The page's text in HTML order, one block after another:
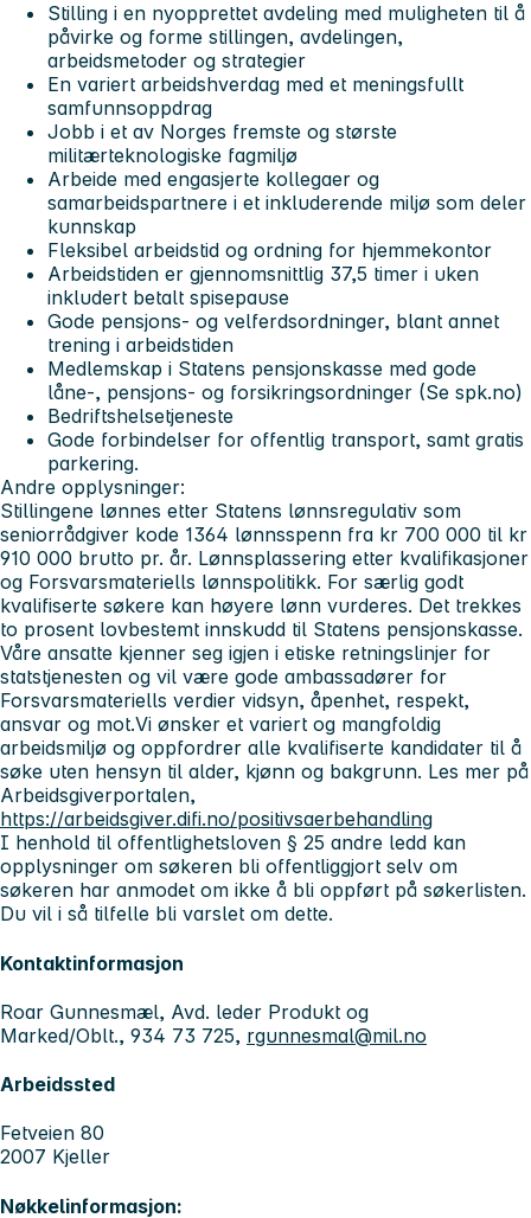
Stilling i en nyopprettet avdeling med muligheten til å
påvirke og forme stillingen, avdelingen,
arbeidsmetoder og strategier
En variert arbeidshverdag med et meningsfullt
samfunnsoppdrag
Jobb i et av Norges fremste og største
militærteknologiske fagmiljø
Arbeide med engasjerte kollegaer og
samarbeidspartnere i et inkluderende miljø som deler
kunnskap
Fleksibel arbeidstid og ordning for hjemmekontor
Arbeidstiden er gjennomsnittlig 37,5 timer i uken
inkludert betalt spisepause
Gode pensjons- og velferdsordninger, blant annet
trening i arbeidstiden
Medlemskap i Statens pensjonskasse med gode
låne-, pensjons- og forsikringsordninger (Se spk.no)
Bedriftshelsetjeneste
Gode forbindelser for offentlig transport, samt gratis
parkering.
Andre opplysninger:
Stillingene lønnes etter Statens lønnsregulativ som
seniorrådgiver kode 1364 lønnsspenn fra kr 700 000 til kr
910 000 brutto pr. år. Lønnsplassering etter kvalifikasjoner
og Forsvarsmateriells lønnspolitikk. For særlig godt
kvalifiserte søkere kan høyere lønn vurderes. Det trekkes
to prosent lovbestemt innskudd til Statens pensjonskasse.
Våre ansatte kjenner seg igjen i etiske retningslinjer for
statstjenesten og vil være gode ambassadører for
Forsvarsmateriells verdier vidsyn, åpenhet, respekt,
ansvar og mot.Vi ønsker et variert og mangfoldig
arbeidsmiljø og oppfordrer alle kvalifiserte kandidater til å
søke uten hensyn til alder, kjønn og bakgrunn. Les mer på
Arbeidsgiverportalen,
https://arbeidsgiver.difi.no/positivsaerbehandling
I henhold til offentlighetsloven § 25 andre ledd kan
opplysninger om søkeren bli offentliggjort selv om
søkeren har anmodet om ikke å bli oppført på søkerlisten.
Du vil i så tilfelle bli varslet om dette.
Kontaktinformasjon
Roar Gunnesmæl, Avd. leder Produkt og
Marked/Oblt., 934 73 725, rgunnesmal@mil.no
Arbeidssted
Fetveien 80
2007 Kjeller
Nøkkelinformasjon: